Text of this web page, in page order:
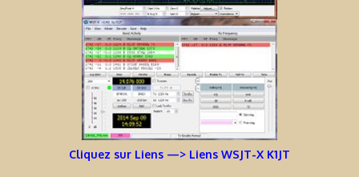
Cliquez sur Liens —> Liens WSJT-X K1JT